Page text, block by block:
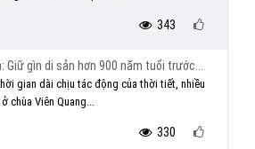
343
Giữ gìn di sản hơn 900 năm tuổi trước...
gian dài chịu tác động của thời tiết, nhiều
chùa Viên Quang...
330